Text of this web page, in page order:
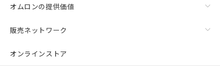
オムロンの提供価値
販売ネットワーク
オンラインストア